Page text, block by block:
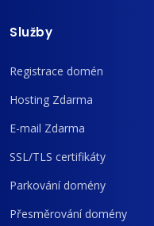
Služby
Registrace domén
Hosting Zdarma
E-mail Zdarma
SSL/TLS certifikáty
Parkování domény
Přesměrování domény